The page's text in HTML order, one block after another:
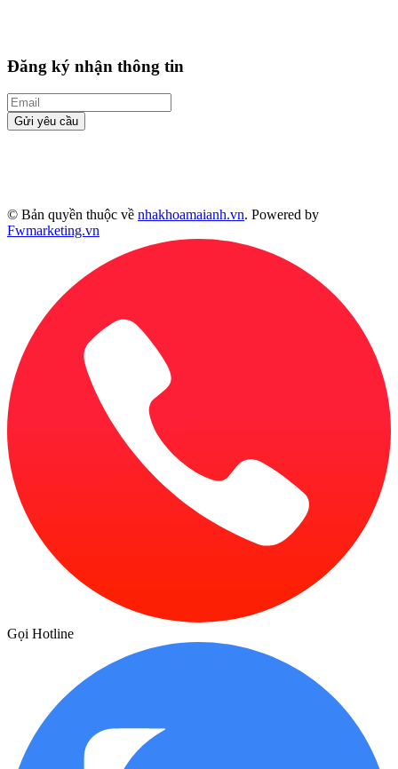
Đăng ký nhận thông tin
Gửi yêu cầu
© Bản quyền thuộc về nhakhoamaianh.vn. Powered by
Fwmarketing.vn
Gọi Hotline